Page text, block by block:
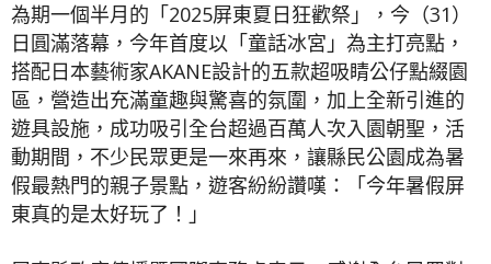
為期一個半月的「2025屏東夏日狂歡祭」，今（31）
日圓滿落幕，今年首度以「童話冰宮」為主打亮點，
搭配日本藝術家AKANE設計的五款超吸睛公仔點綴園
區，營造出充滿童趣與驚喜的氛圍，加上全新引進的
遊具設施，成功吸引全台超過百萬人次入園朝聖，活
動期間，不少民眾更是一來再來，讓縣民公園成為暑
假最熱門的親子景點，遊客紛紛讚嘆：「今年暑假屏
東真的是太好玩了！」